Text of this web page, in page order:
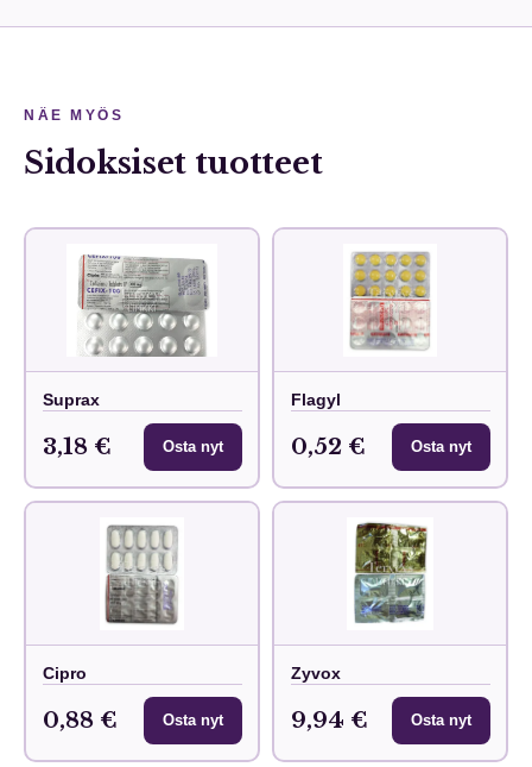
NÄE MYÖS
Sidoksiset tuotteet
Suprax
3,18 € Osta nyt
Flagyl
0,52 € Osta nyt
Cipro
0,88 € Osta nyt
Zyvox
9,94 € Osta nyt